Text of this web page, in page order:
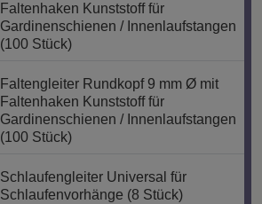
Faltenhaken Kunststoff für
Gardinenschienen / Innenlaufstangen
(100 Stück)
Faltengleiter Rundkopf 9 mm Ø mit
Faltenhaken Kunststoff für
Gardinenschienen / Innenlaufstangen
(100 Stück)
Schlaufengleiter Universal für
Schlaufenvorhänge (8 Stück)